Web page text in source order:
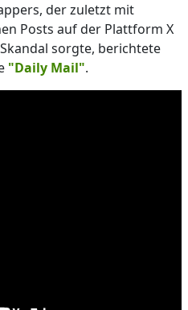
der zuletzt mit
Posts auf der Plattform X
sorgte, berichtete
"Daily Mail".